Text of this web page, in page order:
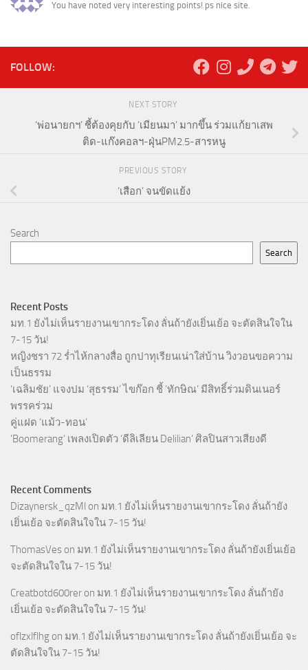
You have noted very interesting points! ps nice site.
FOLLOW:
NEXT STORY
‘พ่อนายกฯ’ ชี้ต้องคุยกับ ‘เมียนมา’ มากขึ้น ร่วมแก้ยาเสพ
ติด-แก๊งคอลฯ-ฝุ่นPM2.5-สารหนู
PREVIOUS STORY
‘เสือก’ จนขัดแย้ง
Search
Search
Recent Posts
มท.1 ยังไม่เห็นรายงานเขากระโดง ลั่นถ้ายังเยิ่นเย้อ จะตัดสินใจใน
7-15 วัน!
หญิงชรา 72 ร่ำไห้กลางสื่อ ถูกปาทุเรียนเน่าใส่บ้าน วิงวอนขอความ
เป็นธรรม
‘เฉลิมชัย’ แจงปม ‘สุธรรม’ ไขก๊อก ชี้ ‘ทักษิณ’ มีสิทธิ์ร่วมดินเนอร์
พรรคร่วม
คู่แฝด ‘แม้ว-ทอน’
‘Boomerang’ เพลงเปิดตัว ‘ดีลิเลียน Delilian’ ศิลปินสาวเสียงดี
Recent Comments
Dizaynersk_qzMl on มท.1 ยังไม่เห็นรายงานเขากระโดง ลั่นถ้ายัง
เยิ่นเย้อ จะตัดสินใจใน 7-15 วัน!
ThomasVes on มท.1 ยังไม่เห็นรายงานเขากระโดง ลั่นถ้ายังเยิ่นเย้อ
จะตัดสินใจใน 7-15 วัน!
Creatbotd600rer on มท.1 ยังไม่เห็นรายงานเขากระโดง ลั่นถ้ายัง
เยิ่นเย้อ จะตัดสินใจใน 7-15 วัน!
oflzxlflhg on มท.1 ยังไม่เห็นรายงานเขากระโดง ลั่นถ้ายังเยิ่นเย้อ จะ
ตัดสินใจใน 7-15 วัน!